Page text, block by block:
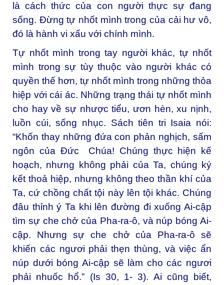
là cách thức của con người thực sự đang
sống. Đừng tự nhốt mình trong của cải hư vô,
đó là hành vi xấu với chính mình.
Tự nhốt mình trong tay người khác, tự nhốt
mình trong sự tùy thuộc vào người khác có
quyền thế hơn, tự nhốt mình trong những thỏa
hiệp với cái ác. Những trạng thái tự nhốt mình
cho hay về sự nhược tiểu, ươn hèn, xu nịnh,
luồn cúi, sống nhục. Sách tiên tri Isaia nói:
“Khốn thay những đứa con phản nghịch, sấm
ngôn của Đức Chúa! Chúng thực hiện kế
hoạch, nhưng không phải của Ta, chúng ký
kết thoả hiệp, nhưng không theo thần khí của
Ta, cứ chồng chất tội này lên tội khác. Chúng
đâu thỉnh ý Ta khi lên đường đi xuống Ai-cập
tìm sự che chở của Pha-ra-ô, và núp bóng Ai-
cập. Nhưng sự che chở của Pha-ra-ô sẽ
khiến các ngươi phải thẹn thùng, và việc ẩn
núp dưới bóng Ai-cập sẽ làm cho các ngươi
phải nhuốc hổ.” (Is 30, 1- 3). Ai cũng biết,